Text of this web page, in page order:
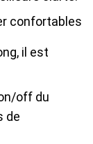
confortables
il est
off du
de